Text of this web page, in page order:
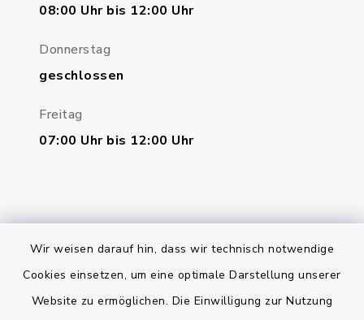
Wir weisen darauf hin, dass wir technisch notwendige
Cookies einsetzen, um eine optimale Darstellung unserer
Website zu ermöglichen. Die Einwilligung zur Nutzung
08:00 Uhr bis 12:00 Uhr
Donnerstag
geschlossen
Freitag
07:00 Uhr bis 12:00 Uhr
Bankverbindung